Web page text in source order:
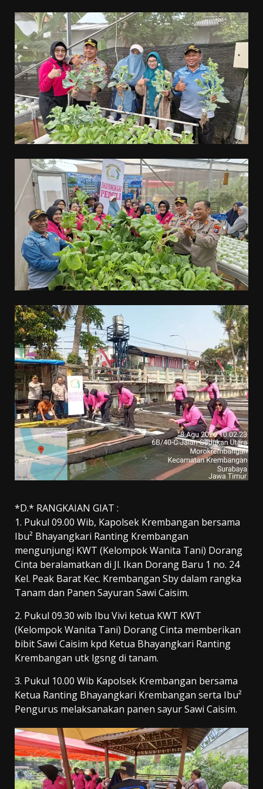
*D.* RANGKAIAN GIAT :
1. Pukul 09.00 Wib, Kapolsek Krembangan bersama
Ibu² Bhayangkari Ranting Krembangan
mengunjungi KWT (Kelompok Wanita Tani) Dorang
Cinta beralamatkan di Jl. Ikan Dorang Baru 1 no. 24
Kel. Peak Barat Kec. Krembangan Sby dalam rangka
Tanam dan Panen Sayuran Sawi Caisim.
2. Pukul 09.30 wib Ibu Vivi ketua KWT KWT
(Kelompok Wanita Tani) Dorang Cinta memberikan
bibit Sawi Caisim kpd Ketua Bhayangkari Ranting
Krembangan utk lgsng di tanam.
3. Pukul 10.00 Wib Kapolsek Krembangan bersama
Ketua Ranting Bhayangkari Krembangan serta Ibu²
Pengurus melaksanakan panen sayur Sawi Caisim.